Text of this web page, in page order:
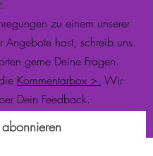
zu einem unserer
Angebote hast, schreib uns.
gerne Deine Fragen.
Kommentarbox >. Wir
Dein Feedback.